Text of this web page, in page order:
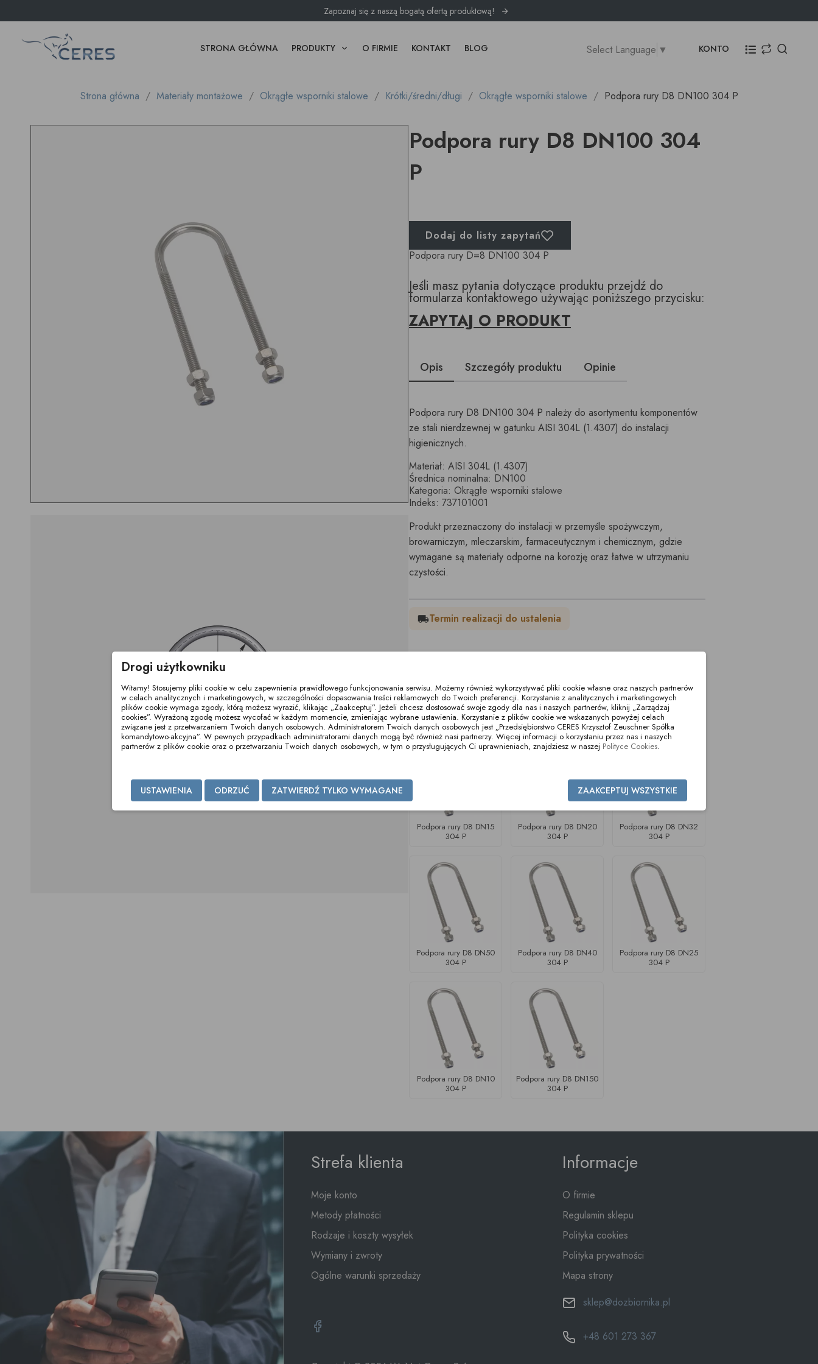
Zapoznaj się z naszą bogatą ofertą produktową!
STRONA GŁÓWNA PRODUKTY O FIRMIE KONTAKT BLOG Select Language ▼ KONTO
Strona główna Materiały montażowe Okrągłe wsporniki stalowe Krótki/średni/długi Okrągłe wsporniki stalowe Podpora rury D8 DN100 304 P
Podpora rury D8 DN100 304
P
Dodaj do listy zapytań
Podpora rury D=8 DN100 304 P
Jeśli masz pytania dotyczące produktu przejdź do
formularza kontaktowego używając poniższego przycisku:
ZAPYTAJ O PRODUKT
Opis Szczegóły produktu Opinie
Podpora rury D8 DN100 304 P należy do asortymentu komponentów
ze stali nierdzewnej w gatunku AISI 304L (1.4307) do instalacji
higienicznych.
Materiał: AISI 304L (1.4307)
Średnica nominalna: DN100
Kategoria: Okrągłe wsporniki stalowe
Indeks: 737101001
Produkt przeznaczony do instalacji w przemyśle spożywczym,
browarniczym, mleczarskim, farmaceutycznym i chemicznym, gdzie
wymagane są materiały odporne na korozję oraz łatwe w utrzymaniu
czystości.
local_shippingTermin realizacji do ustalenia
Inne produkty z tej kategorii
Podpora rury D8 DN15
304 P
Podpora rury D8 DN20
304 P
Podpora rury D8 DN32
304 P
Podpora rury D8 DN50
304 P
Podpora rury D8 DN40
304 P
Podpora rury D8 DN25
304 P
Podpora rury D8 DN10
304 P
Podpora rury D8 DN150
304 P
Strefa klienta
Moje konto
Metody płatności
Rodzaje i koszty wysyłek
Wymiany i zwroty
Ogólne warunki sprzedaży
Informacje
O firmie
Regulamin sklepu
Polityka cookies
Polityka prywatności
Mapa strony
sklep@dozbiornika.pl
+48 601 273 367
Drogi użytkowniku
Witamy! Stosujemy pliki cookie w celu zapewnienia prawidłowego funkcjonowania serwisu. Możemy również wykorzystywać pliki cookie własne oraz naszych partnerów
w celach analitycznych i marketingowych, w szczególności dopasowania treści reklamowych do Twoich preferencji. Korzystanie z analitycznych i marketingowych
plików cookie wymaga zgody, którą możesz wyrazić, klikając „Zaakceptuj”. Jeżeli chcesz dostosować swoje zgody dla nas i naszych partnerów, kliknij „Zarządzaj
cookies”. Wyrażoną zgodę możesz wycofać w każdym momencie, zmieniając wybrane ustawienia. Korzystanie z plików cookie we wskazanych powyżej celach
związane jest z przetwarzaniem Twoich danych osobowych. Administratorem Twoich danych osobowych jest „Przedsiębiorstwo CERES Krzysztof Zeuschner Spółka
komandytowo-akcyjna”. W pewnych przypadkach administratorami danych mogą być również nasi partnerzy. Więcej informacji o korzystaniu przez nas i naszych
partnerów z plików cookie oraz o przetwarzaniu Twoich danych osobowych, w tym o przysługujących Ci uprawnieniach, znajdziesz w naszej Polityce Cookies.
USTAWIENIA ODRZUĆ ZAAKCEPTUJ WSZYSTKIE
ZATWIERDŹ TYLKO WYMAGANE